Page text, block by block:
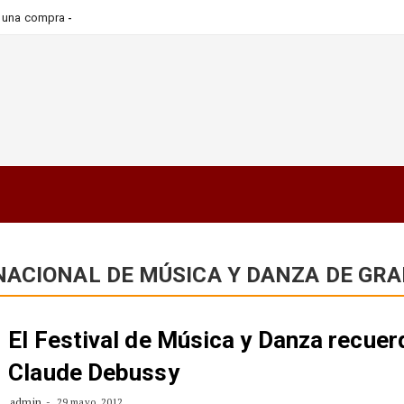
compra más informada y
DE MÚSICA Y DANZA DE
El Festival de Música y Danza
Claude Debussy